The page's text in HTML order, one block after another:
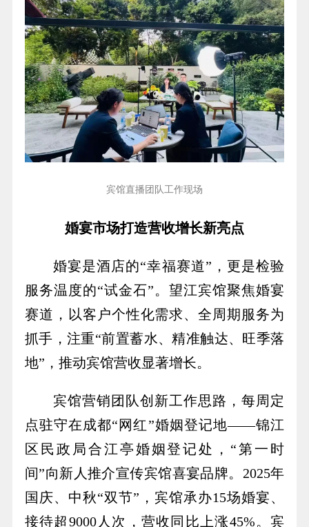
宾馆直播团队工作现场
婚宴市场打造营收增长新亮点
婚宴是酒店的“幸福赛道”，更是检验
服务温度的“试金石”。望江宾馆聚焦婚宴
赛道，以客户个性化需求、全周期服务为
抓手，注重“前置蓄水、精准触达、旺季落
地”，推动宾馆营收显著增长。
宾馆营销团队创新工作思路，每周定
点驻守在成都“网红”婚姻登记地——锦江
区民政局合江亭婚姻登记处，“第一时
间”向新人推介宣传宾馆喜宴品牌。2025年
国庆、中秋“双节”，宾馆承办15场婚宴、
接待超9000人次，营收同比上涨45%。宾